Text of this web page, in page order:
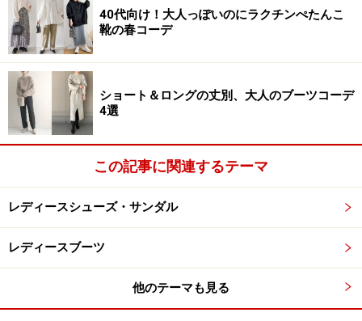
40代向け！大人っぽいのにラクチンぺたんこ
靴の春コーデ
ショート＆ロングの丈別、大人のブーツコーデ
4選
この記事に関連するテーマ
レディースシューズ・サンダル
レディースブーツ
他のテーマも見る